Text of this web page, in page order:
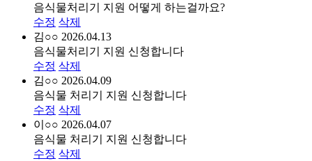
음식물처리기 지원 어떻게 하는걸까요?
수정 삭제
김○○ 2026.04.13
음식물처리기 지원 신청합니다
수정 삭제
김○○ 2026.04.09
음식물 처리기 지원 신청합니다
수정 삭제
이○○ 2026.04.07
음식물 처리기 지원 신청합니다
수정 삭제